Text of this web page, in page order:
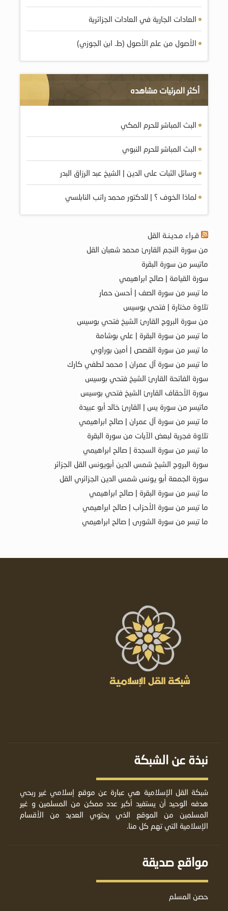
العادات الجارية في العادات الجزائرية
الأصول من علم الأصول (ط. ابن الجوزي)
أكثر المرئيات مشاهده
البث المباشر للحرم المكي
البث المباشر للحرم النبوي
وسائل الثبات على الدين | الشيخ عبد الرزاق البدر
لماذا الخوف ؟ | للدكتور محمد راتب النابلسي
قـراء مـديـنـة القل
من سورة النجم القارئ محمد شعبان القل
ماتيسر من سورة البقرة
سورة القيامة | صالح ابراهيمي
ما تيسر من سورة الصف | أحسن حمار
تلاوة مختارة | فتحي بوسيس
من سورة البروج القارئ الشيخ فتحي بوسيس
ما تيسر من سورة البقرة | علي بوشامة
ما تيسر من سورة القصص | أمين بوراوي
ما تيسر من سورة آل عمران | محمد لطفي كارك
سورة الفاتحة القارئ الشيخ فتحي بوسيس
سورة الأحقاف القارئ الشيخ فتحي بوسيس
ماتيسر من سورة يس | القارئ خالد أبو عبيدة
ما تيسر من سورة آل عمران | صالح ابراهيمي
تلاوة فجرية لبعض الآيات من سورة البقرة
ما تيسر من سورة السجدة | صالح ابراهيمي
سورة البروج الشيخ شمس الدين أبويونس القل الجزائر
سورة الجمعة أبو يونس شمس الدين الجزائري القل
ما تيسر من سورة البقرة | صالح ابراهيمي
ما تيسر من سورة الأحزاب | صالح ابراهيمي
ما تيسر من سورة الشورى | صالح ابراهيمي
نبذة عن الشبكة
شبكة القل الإسلامية هي عبارة عن موقع إسلامي غير ربحي
هدفه الوحيد أن يستفيد أكبر عدد ممكن من المسلمين و غير
المسلمين من الموقع الذي يحتوي العديد من الأقسام
الإسلامية التي تهم كل منا.
مواقع صديقة
حصن المسلم